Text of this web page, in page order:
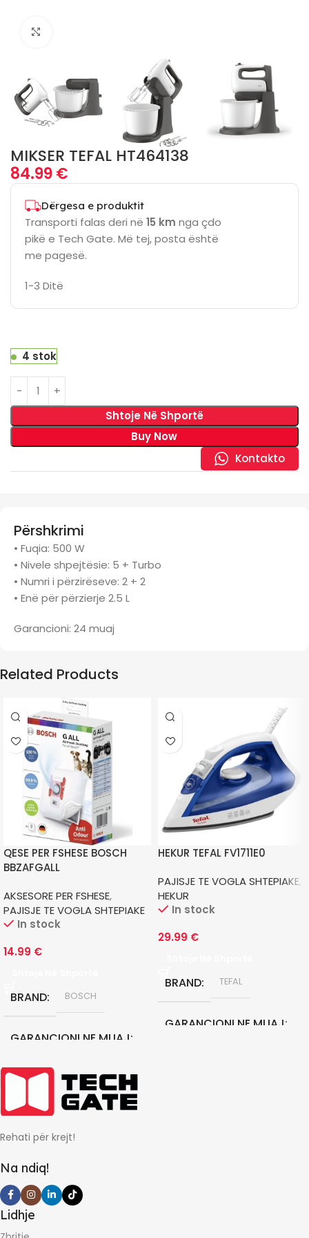
MIKSER TEFAL HT464138
84.99€
Dërgesa e produktit
Transporti falas deri në 15 km nga çdo
pikë e Tech Gate. Më tej, posta është
me pagesë.
1-3 Ditë
4 stok
Shtoje Në Shportë
Buy Now
Kontakto
Përshkrimi
• Fuqia: 500 W
• Nivele shpejtësie: 5 + Turbo
• Numri i përzirëseve: 2 + 2
• Enë për përzierje 2.5 L
Garancioni: 24 muaj
Related Products
QESE PER FSHESE BOSCH
BBZAFGALL
AKSESORE PER FSHESE,
PAJISJE TE VOGLA SHTEPIAKE
In stock
14.99 €
BRAND BOSCH
GARANCIONI NE MUAJ
24
HEKUR TEFAL FV1711E0
PAJISJE TE VOGLA SHTEPIAKE,
HEKUR
In stock
29.99 €
BRAND TEFAL
GARANCIONI NE MUAJ
Rehati për krejt!
Na ndiq!
Lidhje